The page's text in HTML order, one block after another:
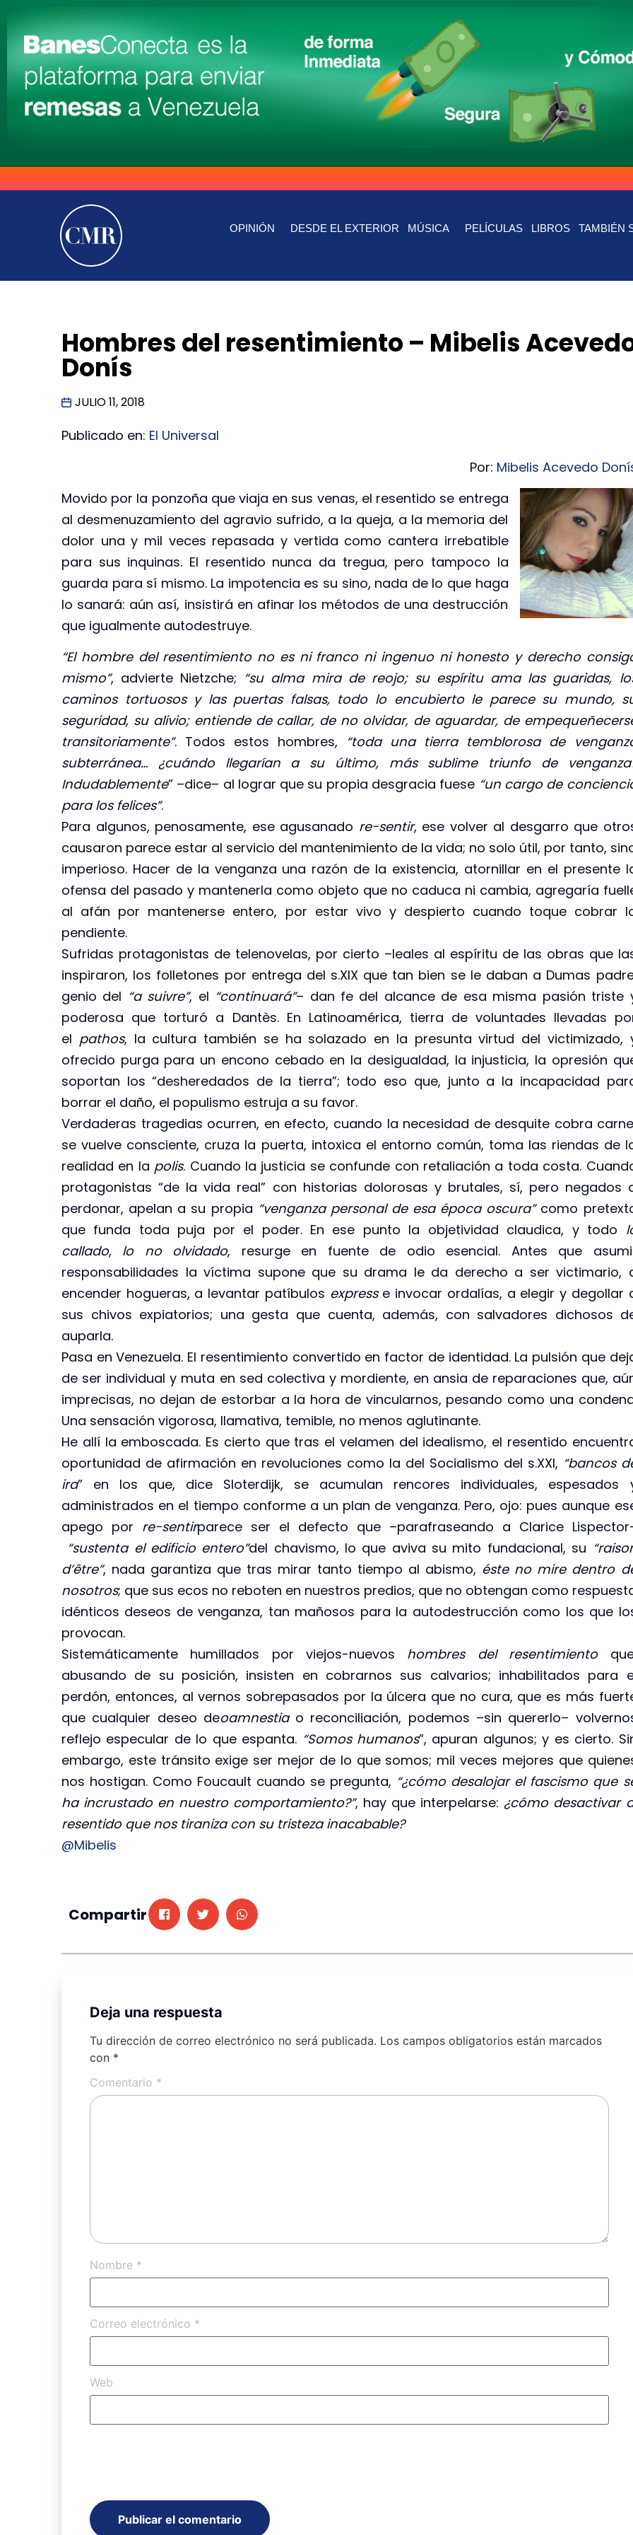
OPINIÓN DESDE EL EXTERIOR MÚSICA PELÍCULAS LIBROS TAMBIÉN
Hombres del resentimiento – Mibelis
Donís
JULIO 11, 2018
Publicado en: El Universal
Por: Mibelis Acevedo
Movido por la ponzoña que viaja en sus venas, el resentido se entrega
al desmenuzamiento del agravio sufrido, a la queja, a la memoria del
dolor una y mil veces repasada y vertida como cantera irrebatible
para sus inquinas. El resentido nunca da tregua, pero tampoco la
guarda para sí mismo. La impotencia es su sino, nada de lo que haga
lo sanará: aún así, insistirá en afinar los métodos de una destrucción
que igualmente autodestruye.
“El hombre del resentimiento no es ni franco ni ingenuo ni honesto y derecho
mismo”, advierte Nietzche; “su alma mira de reojo; su espíritu ama las guaridas,
caminos tortuosos y las puertas falsas, todo lo encubierto le parece su mundo,
seguridad, su alivio; entiende de callar, de no olvidar, de aguardar, de
transitoriamente”. Todos estos hombres, “toda una tierra temblorosa de
subterránea…
¿cuándo llegarían a su último, más sublime triunfo de
Indudablemente” –dice– al lograr que su propia desgracia fuese “un cargo de
para los felices”.
Para algunos, penosamente, ese agusanado re-sentir, ese volver al desgarro que
causaron parece estar al servicio del mantenimiento de la vida; no solo útil, por tanto,
imperioso. Hacer de la venganza una razón de la existencia, atornillar en el presente
ofensa del pasado y mantenerla como objeto que no caduca ni cambia, agregaría
al afán por mantenerse entero, por estar vivo y despierto cuando toque cobrar
pendiente.
Sufridas protagonistas de telenovelas, por cierto –leales al espíritu de las obras que
inspiraron, los folletones por entrega del s.XIX que tan bien se le daban a Dumas
genio del “a suivre”, el “continuará”– dan fe del alcance de esa misma pasión triste
poderosa que torturó a Dantès. En Latinoamérica, tierra de voluntades llevadas
el pathos, la cultura también se ha solazado en la presunta virtud del victimizado,
ofrecido purga para un encono cebado en la desigualdad, la injusticia, la opresión
soportan los “desheredados de la tierra”; todo eso que, junto a la incapacidad
borrar el daño, el populismo estruja a su favor.
Verdaderas tragedias ocurren, en efecto, cuando la necesidad de desquite cobra
se vuelve consciente, cruza la puerta, intoxica el entorno común, toma las riendas de
realidad en la polis. Cuando la justicia se confunde con retaliación a toda costa.
protagonistas “de la vida real” con historias dolorosas y brutales, sí, pero negados
perdonar, apelan a su propia “venganza personal de esa época oscura”como
que funda toda puja por el poder. En ese punto la objetividad claudica, y todo
callado, lo no olvidado, resurge en fuente de odio esencial. Antes que
responsabilidades la víctima supone que su drama le da derecho a ser victimario,
encender hogueras, a levantar patíbulos expresse invocar ordalías, a elegir y degollar
sus chivos expiatorios; una gesta que cuenta, además, con salvadores dichosos
auparla.
Pasa en Venezuela. El resentimiento convertido en factor de identidad. La pulsión que
de ser individual y muta en sed colectiva y mordiente, en ansia de reparaciones que,
imprecisas, no dejan de estorbar a la hora de vincularnos, pesando como una
Una sensación vigorosa, llamativa, temible, no menos aglutinante.
He allí la emboscada. Es cierto que tras el velamen del idealismo, el resentido
oportunidad de afirmación en revoluciones como la del Socialismo del s.XXI, “bancos
ira” en los que, dice Sloterdijk, se acumulan rencores individuales, espesados
administrados en el tiempo conforme a un plan de venganza. Pero, ojo: pues aunque
apego por re-sentirparece ser el defecto que –parafraseando a Clarice
“sustenta el edificio entero”del chavismo, lo que aviva su mito fundacional, su
d’être”, nada garantiza que tras mirar tanto tiempo al abismo, éste no mire dentro
nosotros; que sus ecos no reboten en nuestros predios, que no obtengan como
idénticos deseos de venganza, tan mañosos para la autodestrucción como los que
provocan.
Sistemáticamente humillados por viejos-nuevos hombres del resentimiento
abusando de su posición, insisten en cobrarnos sus calvarios; inhabilitados para
perdón, entonces, al vernos sobrepasados por la úlcera que no cura, que es más
que cualquier deseo deoamnestiao reconciliación, podemos –sin quererlo–
reflejo especular de lo que espanta. “Somos humanos”, apuran algunos; y es cierto.
embargo, este tránsito exige ser mejor de lo que somos; mil veces mejores que
nos hostigan. Como Foucault cuando se pregunta, “¿cómo desalojar el fascismo que
ha incrustado en nuestro comportamiento?”, hay que interpelarse: ¿cómo desactivar
resentido que nos tiraniza con su tristeza inacabable?
@Mibelis
Compartir
Deja una respuesta
Tu dirección de correo electrónico no será publicada. Los campos obligatorios están marcados
con *
Comentario *
Nombre *
Correo electrónico *
Web